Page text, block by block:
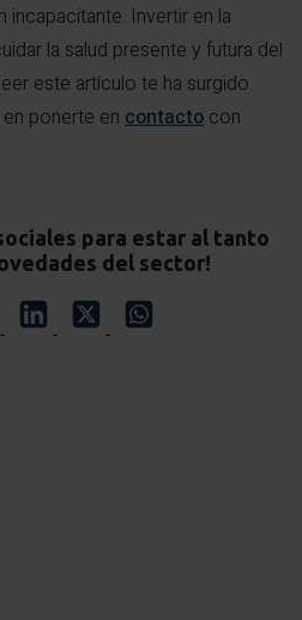
incapacitante. Invertir en la
la salud presente y futura del
este artículo te ha surgido
ponerte en contacto con
para estar al tanto
del sector!